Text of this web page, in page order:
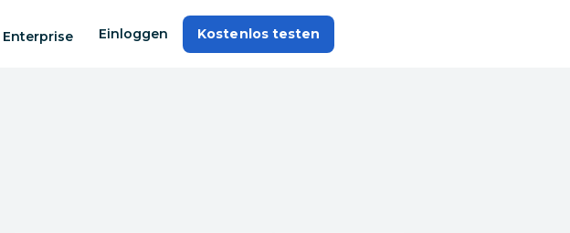
Enterprise Einloggen Kostenlos testen